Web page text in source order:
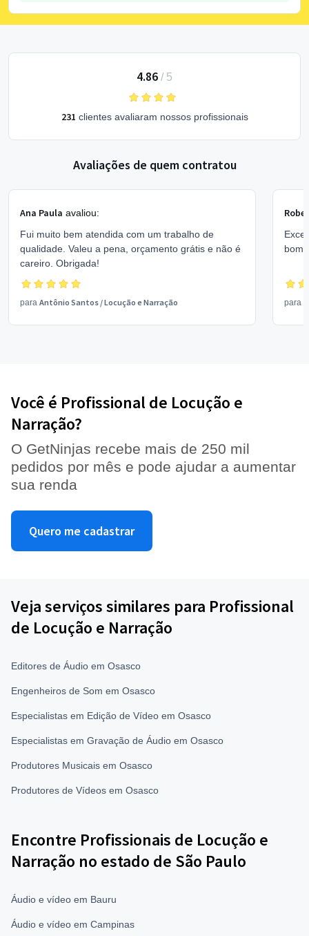
4.86 / 5
231 clientes avaliaram nossos profissionais
Avaliações de quem contratou
Ana Paula avaliou:
Fui muito bem atendida com um trabalho de
qualidade. Valeu a pena, orçamento grátis e não é
careiro. Obrigada!
para Antônio Santos /Locução e Narração
bom
para
Você é Profissional de Locução e
Narração?
O GetNinjas recebe mais de 250 mil
pedidos por mês e pode ajudar a aumentar
sua renda
Quero me cadastrar
Veja serviços similares para Profissional
de Locução e Narração
Editores de Áudio em Osasco
Engenheiros de Som em Osasco
Especialistas em Edição de Vídeo em Osasco
Especialistas em Gravação de Áudio em Osasco
Produtores Musicais em Osasco
Produtores de Vídeos em Osasco
Encontre Profissionais de Locução e
Narração no estado de São Paulo
Áudio e vídeo em Bauru
Áudio e vídeo em Campinas